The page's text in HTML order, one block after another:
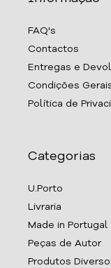
FAQ's
Contactos
Entregas e
Condições
Política de
Categorias
U.Porto
Livraria
Made in Portugal
Peças de Autor
Produtos